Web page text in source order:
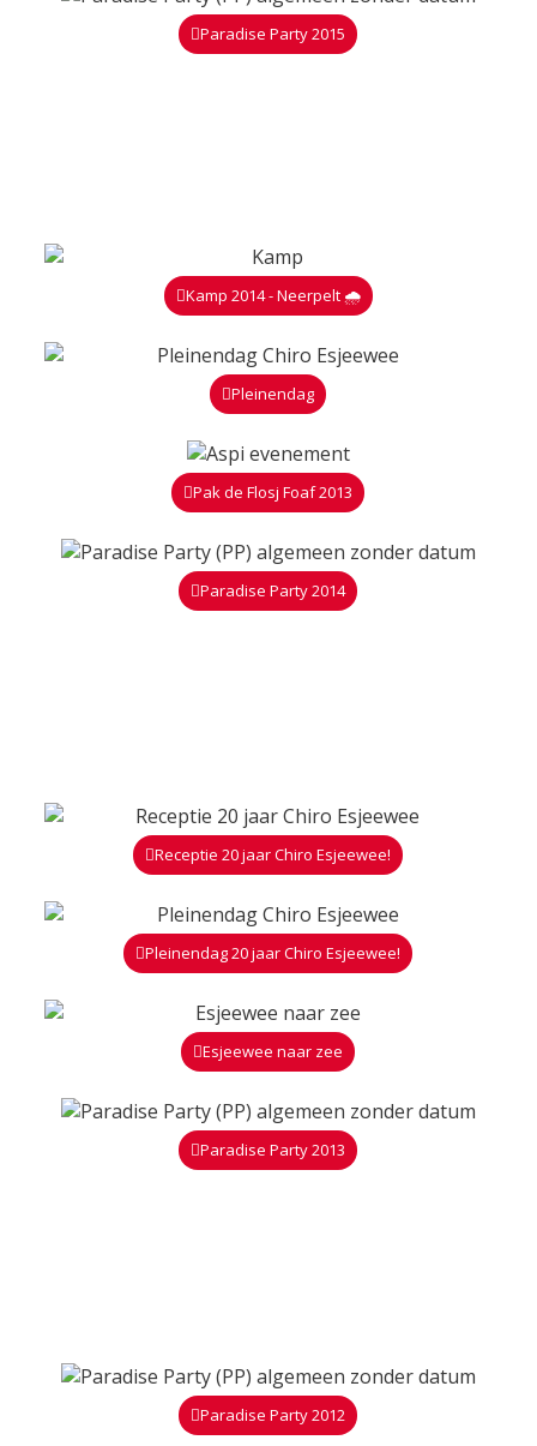
Paradise Party 2015
Kamp 2014 - Neerpelt 🌧️
Pleinendag
Pak de Flosj Foaf 2013
Paradise Party 2014
Receptie 20 jaar Chiro Esjeewee!
Pleinendag 20 jaar Chiro Esjeewee!
Esjeewee naar zee
Paradise Party 2013
Paradise Party 2012